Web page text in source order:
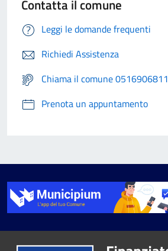
Contatta il comune
Leggi le domande frequenti
Richiedi Assistenza
Chiama il comune 0516906811
Prenota un appuntamento